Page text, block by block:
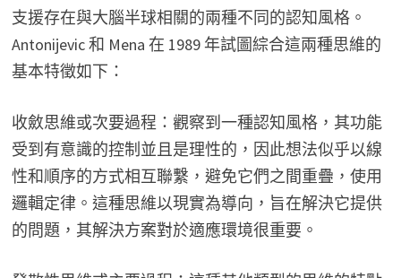
支援存在與大腦半球相關的兩種不同的認知風格。
Antonijevic 和 Mena 在 1989 年試圖綜合這兩種思維的
基本特徵如下：
收斂思維或次要過程：觀察到一種認知風格，其功能
受到有意識的控制並且是理性的，因此想法似乎以線
性和順序的方式相互聯繫，避免它們之間重疊，使用
邏輯定律。這種思維以現實為導向，旨在解決它提供
的問題，其解決方案對於適應環境很重要。